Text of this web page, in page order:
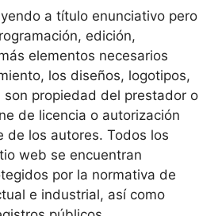
a título enunciativo pero
edición,
elementos necesarios
los diseños, logotipos,
propiedad del prestador o
de licencia o autorización
de los autores. Todos los
web se encuentran
por la normativa de
e industrial, así como